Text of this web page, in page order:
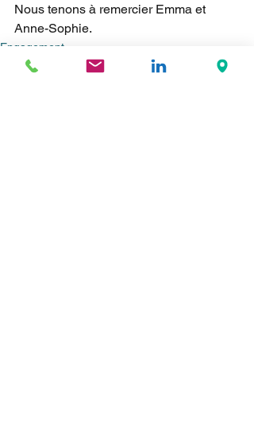
Nous tenons à remercier Emma et
Anne-Sophie.
Engagement
Culture & Sport